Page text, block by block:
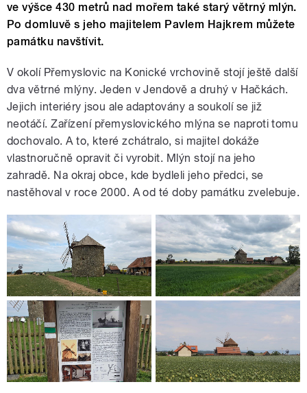
ve výšce 430 metrů nad mořem také starý větrný mlýn.
Po domluvě s jeho majitelem Pavlem Hajkrem můžete
památku navštívit.
V okolí Přemyslovic na Konické vrchovině stojí ještě další
dva větrné mlýny. Jeden v Jendově a druhý v Hačkách.
Jejich interiéry jsou ale adaptovány a soukolí se již
neotáčí. Zařízení přemyslovického mlýna se naproti tomu
dochovalo. A to, které zchátralo, si majitel dokáže
vlastnoručně opravit či vyrobit. Mlýn stojí na jeho
zahradě. Na okraj obce, kde bydleli jeho předci, se
nastěhoval v roce 2000. A od té doby památku zvelebuje.